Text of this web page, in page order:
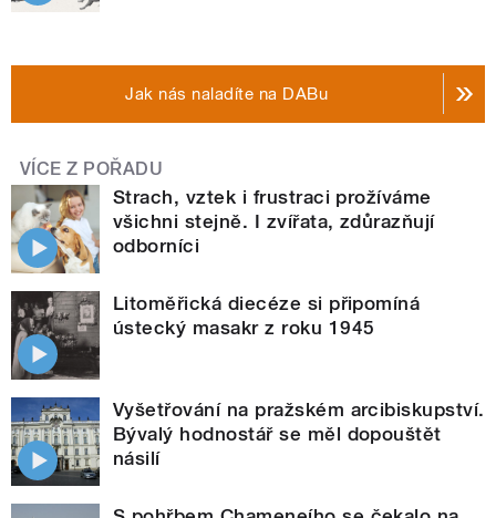
Jak nás naladíte na DABu
VÍCE Z POŘADU
Strach, vztek i frustraci prožíváme
všichni stejně. I zvířata, zdůrazňují
odborníci
Litoměřická diecéze si připomíná
ústecký masakr z roku 1945
Vyšetřování na pražském arcibiskupství.
Bývalý hodnostář se měl dopouštět
násilí